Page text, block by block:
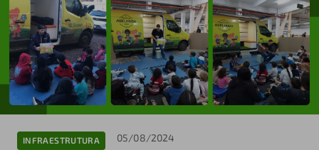
INFRAESTRUTURA 05/08/2024